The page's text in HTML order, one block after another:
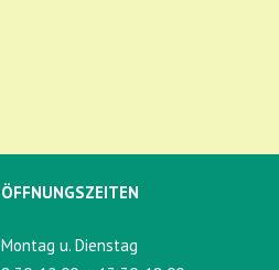
ÖFFNUNGSZEITEN
Montag u. Dienstag